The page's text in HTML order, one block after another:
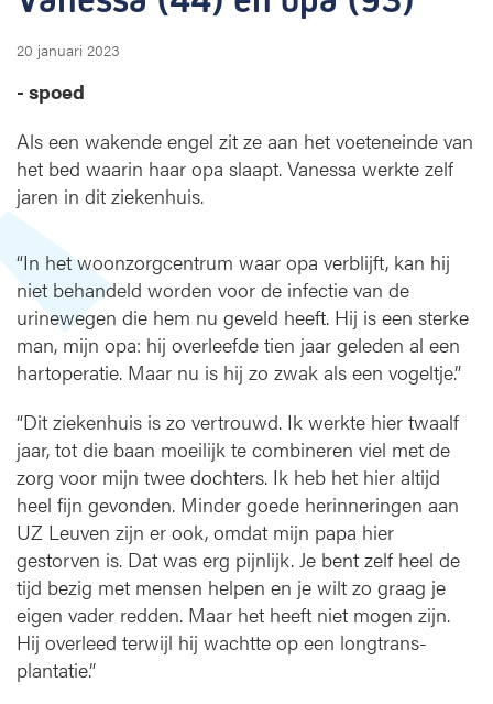
a
20 januari 2023
- spoed
Als een wakende engel zit ze aan het voeten­einde van
het bed waarin haar opa slaapt. Vanessa werkte zelf
jaren in dit ziekenhuis.
“In het woonzorgcentrum waar opa verblijft, kan hij
niet behandeld worden voor de infectie van de
urinewegen die hem nu geveld heeft. Hij is een sterke
man, mijn opa: hij overleefde tien jaar geleden al een
hartoperatie. Maar nu is hij zo zwak als een vogeltje.”
“Dit ziekenhuis is zo vertrouwd. Ik werkte hier twaalf
jaar, tot die baan moeilijk te combineren viel met de
zorg voor mijn twee dochters. Ik heb het hier altijd
heel fijn gevonden. Minder goede herinneringen aan
UZ Leuven zijn er ook, omdat mijn papa hier
gestorven is. Dat was erg pijnlijk. Je bent zelf heel de
tijd bezig met mensen helpen en je wilt zo graag je
eigen vader redden. Maar het heeft niet mogen zijn.
Hij overleed terwijl hij wachtte op een longtrans­
plantatie.”